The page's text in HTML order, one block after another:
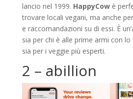
lancio nel 1999. HappyCowè
trovare locali vegani, ma anche
e raccomandazioni su di essi. È
sia per chi è alle prime armi con
sia per i veggie più esperti.
2 – abillion